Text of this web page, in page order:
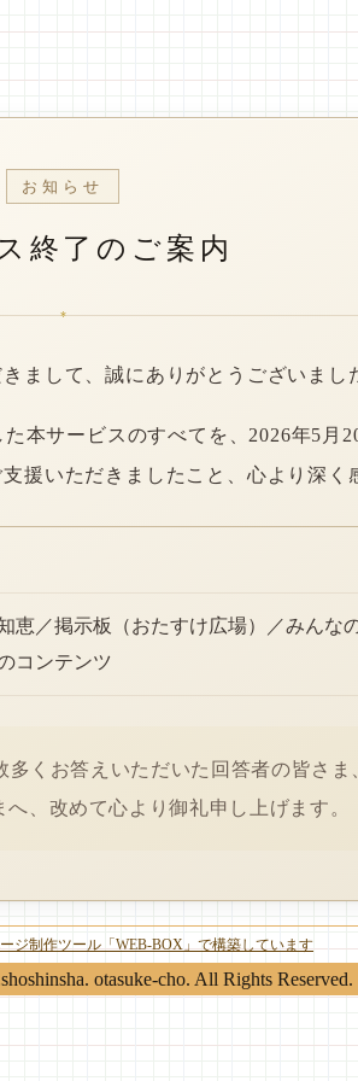
お知らせ
終了のご案内
*
まして、誠にありがとうございまし
本サービスのすべてを、2026年5月
援いただきましたこと、心より深く
恵／掲示板（おたすけ広場）／みんな
コンテンツ
くお答えいただいた回答者の皆さま
、改めて心より御礼申し上げます。
ジ制作ツール「WEB-BOX」で構築しています
otasuke-cho. All Rights Reserved.